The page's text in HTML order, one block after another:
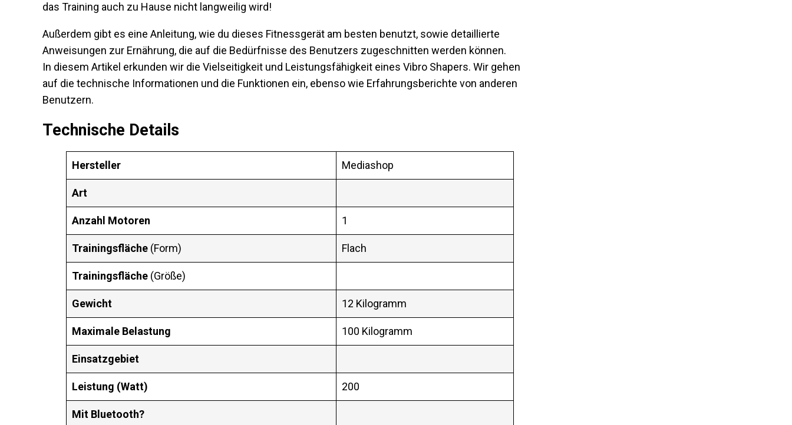
das Training auch zu Hause nicht langweilig wird!
Außerdem gibt es eine Anleitung, wie du dieses Fitnessgerät am besten benutzt, sowie detaillierte
Anweisungen zur Ernährung, die auf die Bedürfnisse des Benutzers zugeschnitten werden können.
In diesem Artikel erkunden wir die Vielseitigkeit und Leistungsfähigkeit eines Vibro Shapers. Wir gehen
auf die technische Informationen und die Funktionen ein, ebenso wie Erfahrungsberichte von anderen
Benutzern.
Technische Details
Hersteller Mediashop
Art
Anzahl Motoren 1
Trainingsfläche (Form) Flach
Trainingsfläche (Größe)
Gewicht 12 Kilogramm
Maximale Belastung 100 Kilogramm
Einsatzgebiet
Leistung (Watt) 200
Mit Bluetooth?